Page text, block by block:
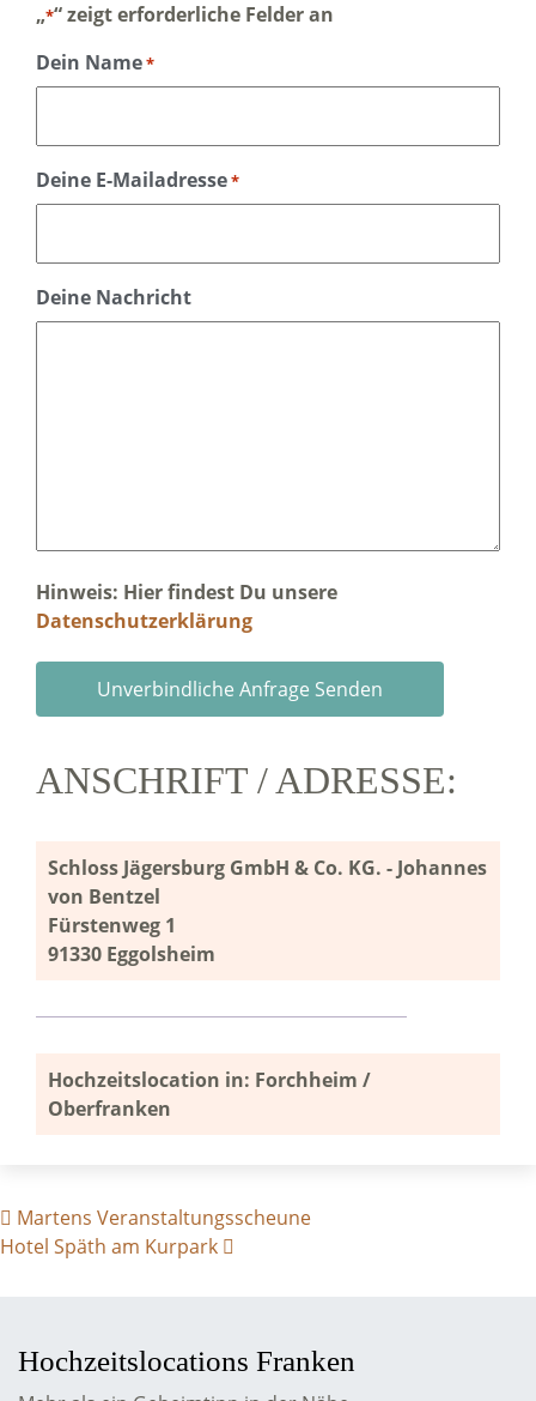
„*“ zeigt erforderliche Felder an
Dein Name*
Deine E-Mailadresse*
Deine Nachricht
Hinweis: Hier findest Du unsere
Datenschutzerklärung
ANSCHRIFT / ADRESSE:
Schloss Jägersburg GmbH & Co. KG. - Johannes
von Bentzel
Fürstenweg 1
91330 Eggolsheim
Hochzeitslocation in: Forchheim /
Oberfranken
BEITRAGS- NAVIGATION
Martens Veranstaltungsscheune
Hotel Späth am Kurpark
Hochzeitslocations Franken